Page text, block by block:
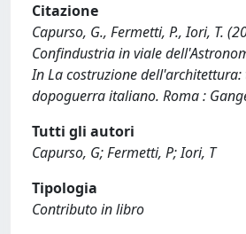
Citazione
Capurso, G., Fermetti, P., Iori, T.
Confindustria in viale
In La costruzione dell'architettura:
dopoguerra italiano. Roma :
Tutti gli autori
Capurso, G; Fermetti, P; Iori, T
Tipologia
Contributo in libro